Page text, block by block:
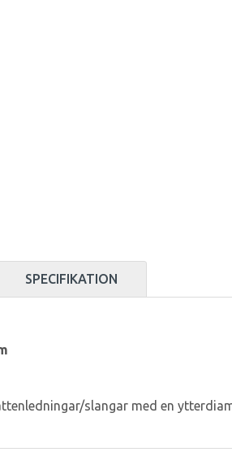
SPECIFIKATION
slangar med en